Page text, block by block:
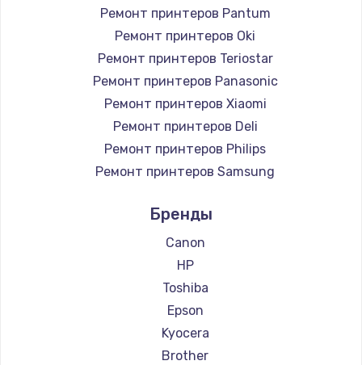
Ремонт принтеров Pantum
Ремонт принтеров Oki
Ремонт принтеров Teriostar
Ремонт принтеров Panasonic
Ремонт принтеров Xiaomi
Ремонт принтеров Deli
Ремонт принтеров Philips
Ремонт принтеров Samsung
Ремонт принтеров Lexmark
Ремонт принтеров Sharp
Ремонт принтеров TSC
Ремонт принтеров Fujitsu
Ремонт принтеров Godex
Бренды
Canon
HP
Toshiba
Epson
Kyocera
Brother